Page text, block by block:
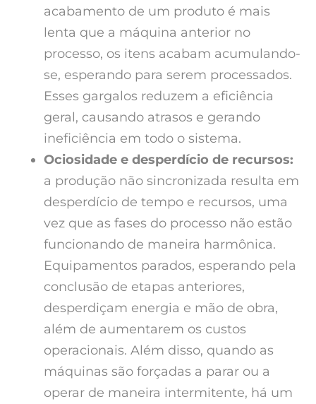
acabamento de um produto é mais
lenta que a máquina anterior no
processo, os itens acabam acumulando-
se, esperando para serem processados.
Esses gargalos reduzem a eficiência
geral, causando atrasos e gerando
ineficiência em todo o sistema.
Ociosidade e desperdício de recursos:
a produção não sincronizada resulta em
desperdício de tempo e recursos, uma
vez que as fases do processo não estão
funcionando de maneira harmônica.
Equipamentos parados, esperando pela
conclusão de etapas anteriores,
desperdiçam energia e mão de obra,
além de aumentarem os custos
operacionais. Além disso, quando as
máquinas são forçadas a parar ou a
operar de maneira intermitente, há um